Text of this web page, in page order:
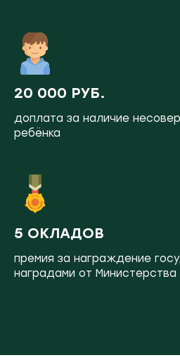
20 000 РУБ.
доплата за наличие
ребёнка
5 ОКЛАДОВ
премия за награждение
наградами от